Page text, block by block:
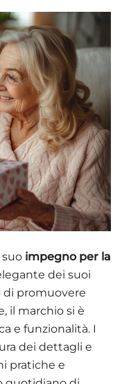
impegno per la
dei suoi
promuovere
il marchio si è
e funzionalità. I
dei dettagli e
pratiche e